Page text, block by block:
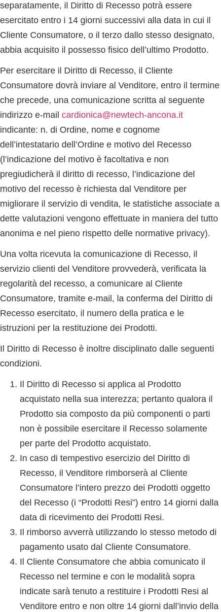
separatamente, il Diritto di Recesso potrà essere
esercitato entro i 14 giorni successivi alla data in cui il
Cliente Consumatore, o il terzo dallo stesso designato,
abbia acquisito il possesso fisico dell’ultimo Prodotto.
Per esercitare il Diritto di Recesso, il Cliente
Consumatore dovrà inviare al Venditore, entro il termine
che precede, una comunicazione scritta al seguente
indirizzo e-mail cardionica@newtech-ancona.it
indicante: n. di Ordine, nome e cognome
dell’intestatario dell’Ordine e motivo del Recesso
(l’indicazione del motivo è facoltativa e non
pregiudicherà il diritto di recesso, l’indicazione del
motivo del recesso è richiesta dal Venditore per
migliorare il servizio di vendita, le statistiche associate a
dette valutazioni vengono effettuate in maniera del tutto
anonima e nel pieno rispetto delle normative privacy).
Una volta ricevuta la comunicazione di Recesso, il
servizio clienti del Venditore provvederà, verificata la
regolarità del recesso, a comunicare al Cliente
Consumatore, tramite e-mail, la conferma del Diritto di
Recesso esercitato, il numero della pratica e le
istruzioni per la restituzione dei Prodotti.
Il Diritto di Recesso è inoltre disciplinato dalle seguenti
condizioni.
Il Diritto di Recesso si applica al Prodotto
acquistato nella sua interezza; pertanto qualora il
Prodotto sia composto da più componenti o parti
non è possibile esercitare il Recesso solamente
per parte del Prodotto acquistato.
In caso di tempestivo esercizio del Diritto di
Recesso, il Venditore rimborserà al Cliente
Consumatore l’intero prezzo dei Prodotti oggetto
del Recesso (i “Prodotti Resi”) entro 14 giorni dalla
data di ricevimento dei Prodotti Resi.
Il rimborso avverrà utilizzando lo stesso metodo di
pagamento usato dal Cliente Consumatore.
Il Cliente Consumatore che abbia comunicato il
Recesso nel termine e con le modalità sopra
indicate sarà tenuto a restituire i Prodotti Resi al
Venditore entro e non oltre 14 giorni dall’invio della